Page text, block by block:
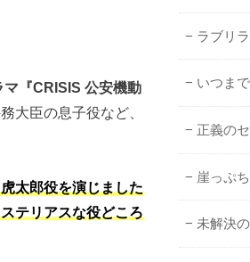
マ『CRISIS 公安機動
大臣の息子役など、
太郎役を演じました
テリアスな役どころ
ラブリ
いつま
正義のセ
崖っぷ
未解決